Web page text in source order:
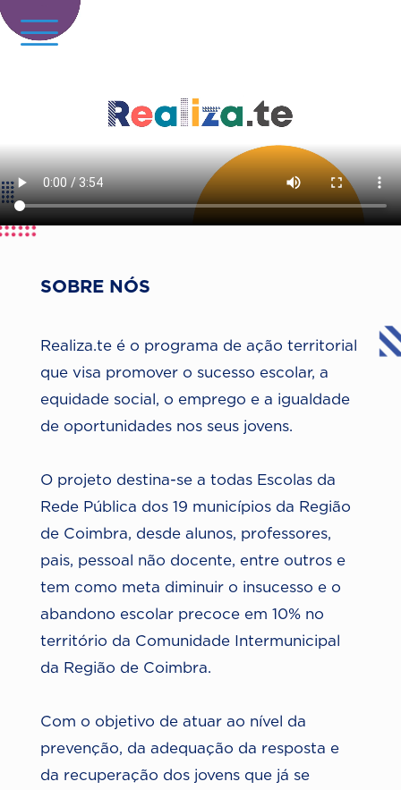
SOBRE NÓS
Realiza.te é o programa de ação territorial
que visa promover o sucesso escolar, a
equidade social, o emprego e a igualdade
de oportunidades nos seus jovens.
O projeto destina-se a todas Escolas da
Rede Pública dos 19 municípios da Região
de Coimbra, desde alunos, professores,
pais, pessoal não docente, entre outros e
tem como meta diminuir o insucesso e o
abandono escolar precoce em 10% no
território da Comunidade Intermunicipal
da Região de Coimbra.
Com o objetivo de atuar ao nível da
prevenção, da adequação da resposta e
da recuperação dos jovens que já se